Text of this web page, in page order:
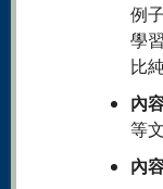
例
學
比
內
等
內